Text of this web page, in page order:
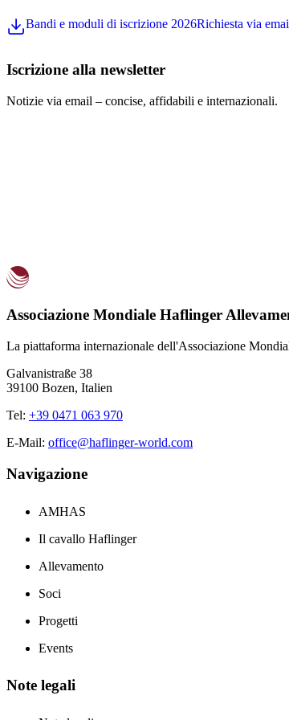
Bandi e moduli di iscrizione 2026Richiesta via
Iscrizione alla newsletter
Notizie via email – concise, affidabili e internazionali.
Associazione Mondiale Haflinger
La piattaforma internazionale dell'Associazione
Galvanistraße 38
39100 Bozen, Italien
Tel: +39 0471 063 970
E-Mail: office@haflinger-world.com
Navigazione
AMHAS
Il cavallo Haflinger
Allevamento
Soci
Progetti
Events
Note legali